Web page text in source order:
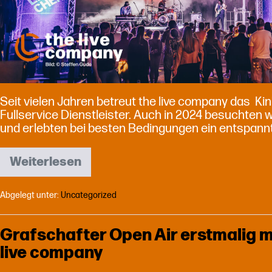
Seit vielen Jahren betreut the live company das
Fullservice Dienstleister. Auch in 2024 besuchten
und erlebten bei besten Bedingungen ein
WeiterlesenKinkerlitzchen
Festival
2024
Musik,
Kunst
und
gute
Laune
Abgelegt unter: Uncategorized
Grafschafter Open Air erstmalig
live company